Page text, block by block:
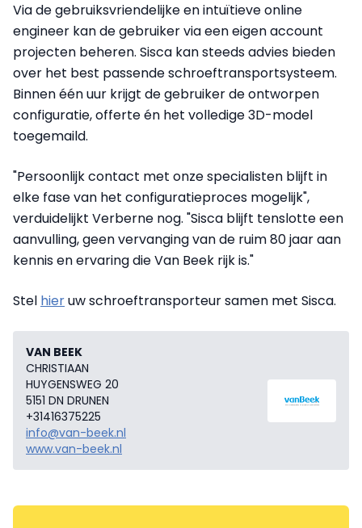
Via de gebruiksvriendelijke en intuïtieve online
engineer kan de gebruiker via een eigen account
projecten beheren. Sisca kan steeds advies bieden
over het best passende schroeftransportsysteem.
Binnen één uur krijgt de gebruiker de ontworpen
configuratie, offerte én het volledige 3D-model
toegemaild.
"Persoonlijk contact met onze specialisten blijft in
elke fase van het configuratieproces mogelijk",
verduidelijkt Verberne nog. "Sisca blijft tenslotte een
aanvulling, geen vervanging van de ruim 80 jaar aan
kennis en ervaring die Van Beek rijk is."
Stel hieruw schroeftransporteur samen met Sisca.
VAN BEEK
CHRISTIAAN
HUYGENSWEG 20
5151 DN DRUNEN
+31416375225
info@van-beek.nl
www.van-beek.nl